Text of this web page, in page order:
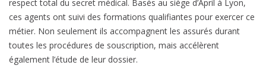
respect total du secret médical. Basés au siège d’April à Lyon,
ces agents ont suivi des formations qualifiantes pour exercer ce
métier. Non seulement ils accompagnent les assurés durant
toutes les procédures de souscription, mais accélèrent
également l’étude de leur dossier.